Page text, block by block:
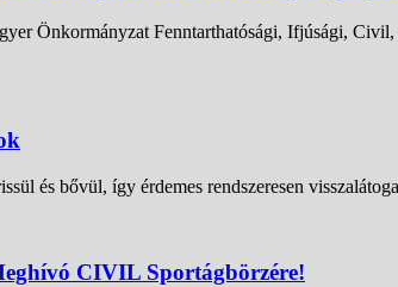
Önkormányzat Fenntarthatósági, Ifjúsági,
és bővül, így érdemes rendszeresen
CIVIL Sportágbörzére!